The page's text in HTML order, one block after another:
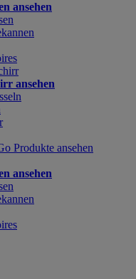
ansehen
ansehen
Produkte ansehen
ansehen